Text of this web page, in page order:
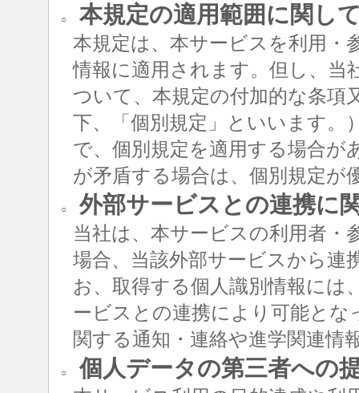
○ 本規定の適用範囲に関し
本規定は、本サービスを利用・
情報に適用されます。但し、当
ついて、本規定の付加的な条項
下、「個別規定」といいます。
で、個別規定を適用する場合が
が矛盾する場合は、個別規定が
○ 外部サービスとの連携に
当社は、本サービスの利用者・
場合、当該外部サービスから連
お、取得する個人識別情報には
ービスとの連携により可能と
関する通知・連絡や進学関連情
○ 個人データの第三者への